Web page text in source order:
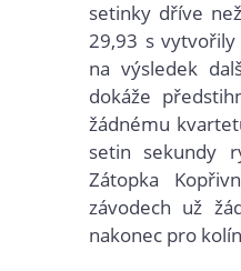
setinky dříve
29,93 s
na výsledek
dokáže
žádnému
setin sekundy
Zátopka
závodech už
nakonec pro